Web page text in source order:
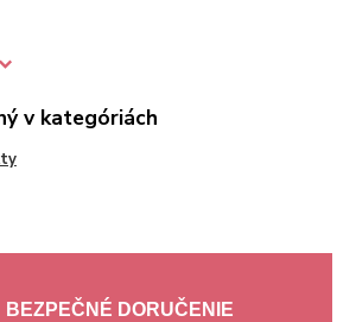
v kategóriách
BEZPEČNÉ DORUČENIE